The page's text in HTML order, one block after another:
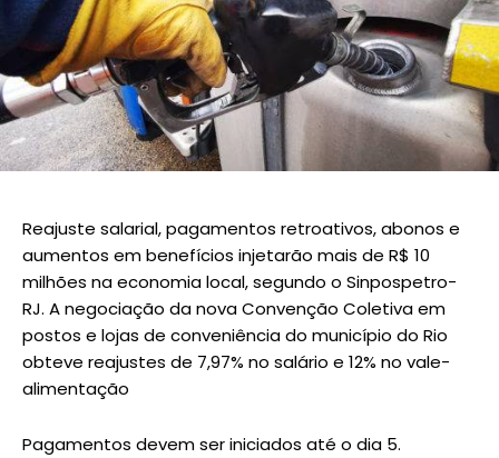
Reajuste salarial, pagamentos retroativos, abonos e
aumentos em benefícios injetarão mais de R$ 10
milhões na economia local, segundo o Sinpospetro-
RJ. A negociação da nova Convenção Coletiva em
postos e lojas de conveniência do município do Rio
obteve reajustes de 7,97% no salário e 12% no vale-
alimentação
Pagamentos devem ser iniciados até o dia 5.